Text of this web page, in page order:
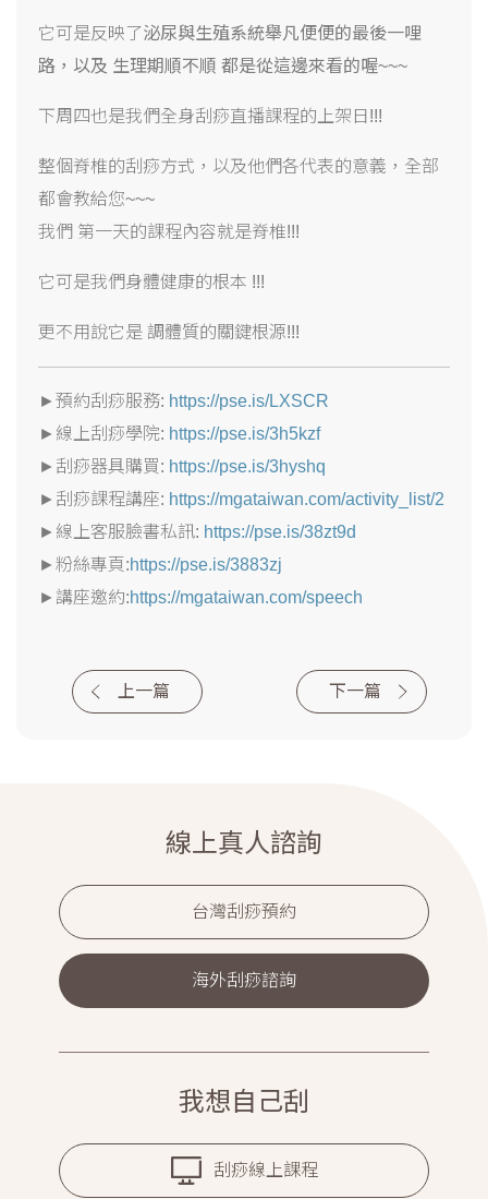
它可是反映了泌尿與生殖系統舉凡便便的最後一哩
路，以及 生理期順不順 都是從這邊來看的喔~~~
下周四也是我們全身刮痧直播課程的上架日!!!
整個脊椎的刮痧方式，以及他們各代表的意義，全部
都會教給您~~~
我們 第一天的課程內容就是脊椎!!!
它可是我們身體健康的根本 !!!
更不用說它是 調體質的關鍵根源!!!
►預約刮痧服務: https://pse.is/LXSCR
►線上刮痧學院: https://pse.is/3h5kzf
►刮痧器具購買: https://pse.is/3hyshq
►刮痧課程講座: https://mgataiwan.com/activity_list/2
►線上客服臉書私訊: https://pse.is/38zt9d
►粉絲專頁:https://pse.is/3883zj
►講座邀約:https://mgataiwan.com/speech
上一篇 下一篇
線上真人諮詢
台灣刮痧預約
海外刮痧諮詢
我想自己刮
刮痧線上課程